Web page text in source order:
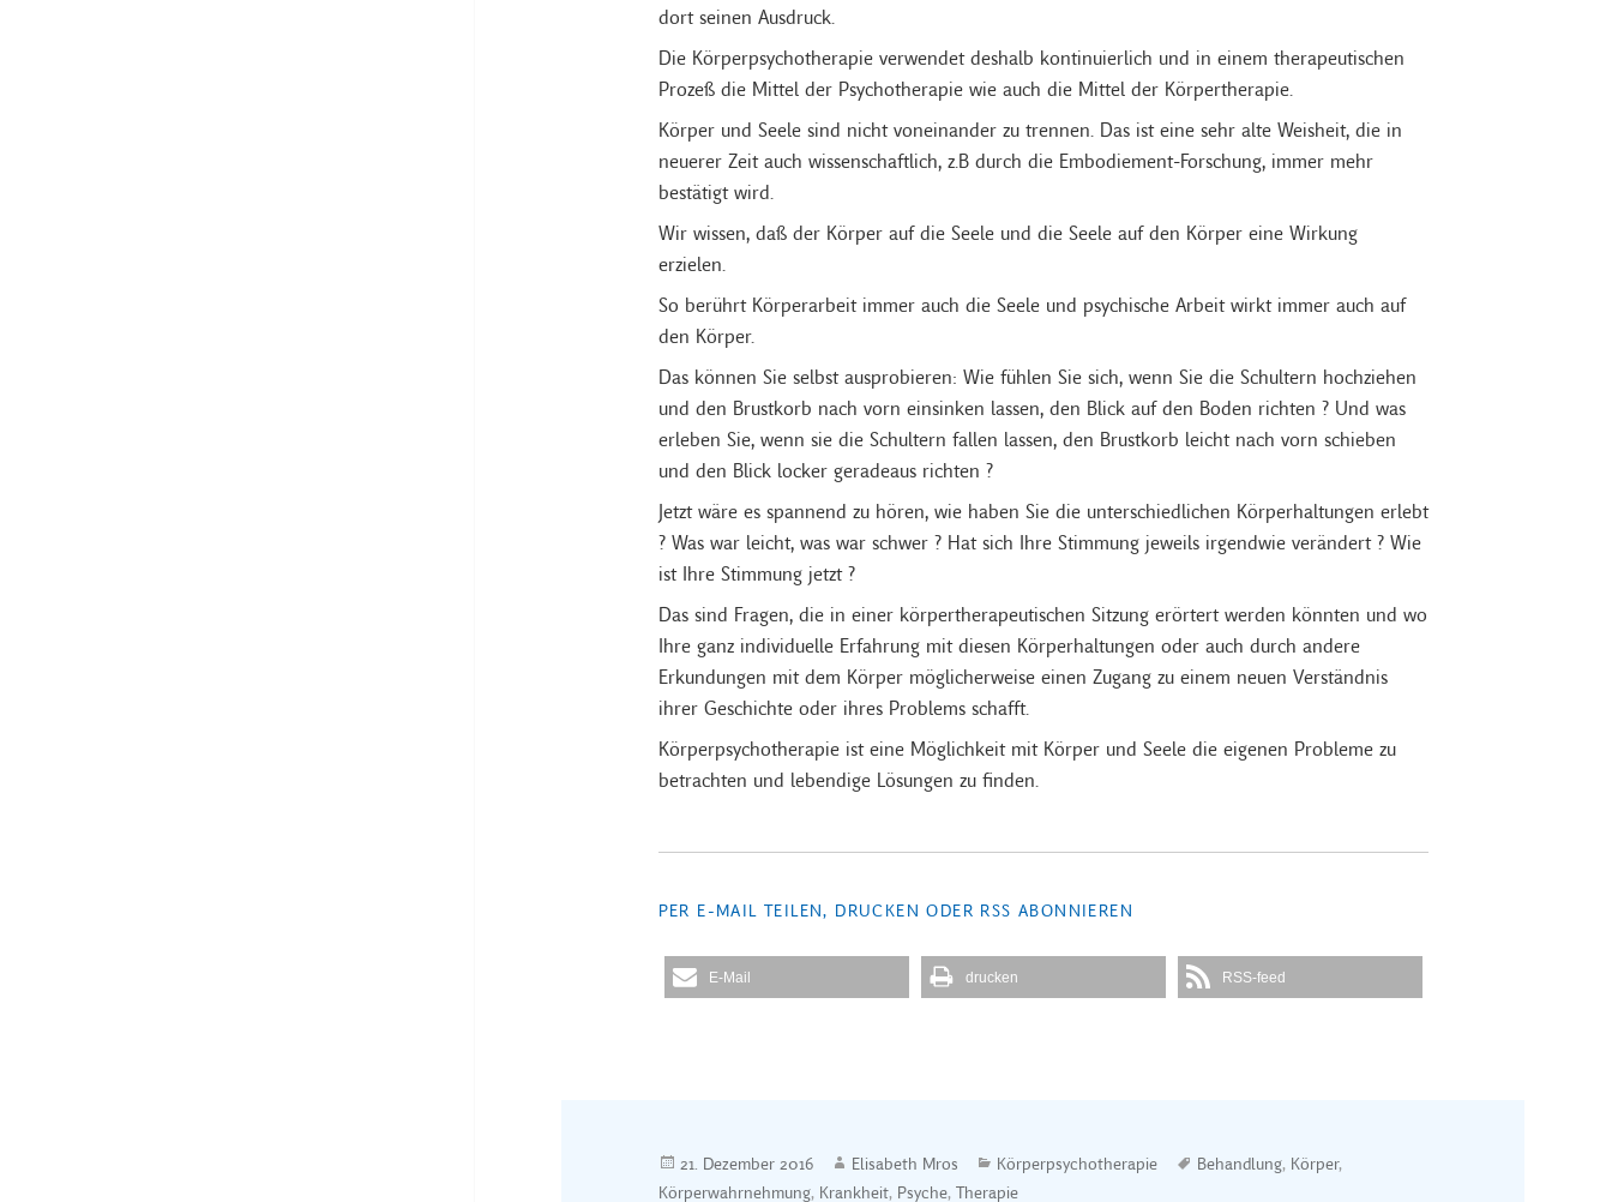
dort seinen Ausdruck.
Die Körperpsychotherapie verwendet deshalb kontinuierlich und in einem therapeutischen
Prozeß die Mittel der Psychotherapie wie auch die Mittel der Körpertherapie.
Körper und Seele sind nicht voneinander zu trennen. Das ist eine sehr alte Weisheit, die in
neuerer Zeit auch wissenschaftlich, z.B durch die Embodiement-Forschung, immer mehr
bestätigt wird.
Wir wissen, daß der Körper auf die Seele und die Seele auf den Körper eine Wirkung
erzielen.
So berührt Körperarbeit immer auch die Seele und psychische Arbeit wirkt immer auch auf
den Körper.
Das können Sie selbst ausprobieren: Wie fühlen Sie sich, wenn Sie die Schultern hochziehen
und den Brustkorb nach vorn einsinken lassen, den Blick auf den Boden richten ? Und was
erleben Sie, wenn sie die Schultern fallen lassen, den Brustkorb leicht nach vorn schieben
und den Blick locker geradeaus richten ?
Jetzt wäre es spannend zu hören, wie haben Sie die unterschiedlichen Körperhaltungen erlebt
? Was war leicht, was war schwer ? Hat sich Ihre Stimmung jeweils irgendwie verändert ? Wie
ist Ihre Stimmung jetzt ?
Das sind Fragen, die in einer körpertherapeutischen Sitzung erörtert werden könnten und wo
Ihre ganz individuelle Erfahrung mit diesen Körperhaltungen oder auch durch andere
Erkundungen mit dem Körper möglicherweise einen Zugang zu einem neuen Verständnis
ihrer Geschichte oder ihres Problems schafft.
Körperpsychotherapie ist eine Möglichkeit mit Körper und Seele die eigenen Probleme zu
betrachten und lebendige Lösungen zu finden.
PER E-MAIL TEILEN, DRUCKEN ODER RSS ABONNIEREN
E-Mail drucken RSS-feed
Veröffentlicht
am
21. Dezember 2016 Autor
Elisabeth Mros Kategorien
Körperpsychotherapie Schlagwörter
Behandlung, Körper,
Körperwahrnehmung, Krankheit, Psyche, Therapie